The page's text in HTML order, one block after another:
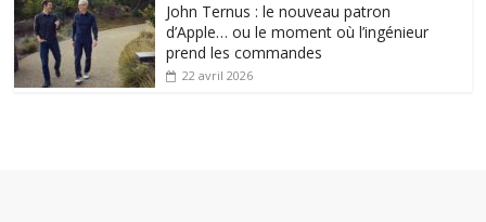
John Ternus : le nouveau patron
d’Apple… ou le moment où l’ingénieur
prend les commandes
22 avril 2026